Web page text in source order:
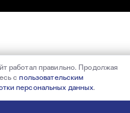
работал правильно. Продолжая
спользовательским
персональных данных.